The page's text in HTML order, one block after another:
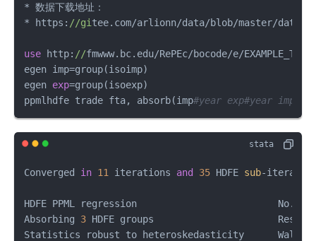
* 数据下载地址：
* https: //gi tee.com/arlionn/data/blob/master/data01/
use http: //fmwww.bc.edu/RePEc/bocode/e/
egen imp=group(isoimp)
egen exp=group(isoexp)
ppmlhdfe trade fta, absorb(imp#year exp#year
Converged in 11 iterations and 35 HDFE sub-
HDFE PPML regression                         No.
Absorbing 3 HDFE groups
Statistics robust to heteroskedasticity      Wald